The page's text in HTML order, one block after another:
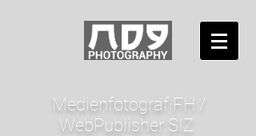
Medienfotograf FH /
WebPublisher SIZ